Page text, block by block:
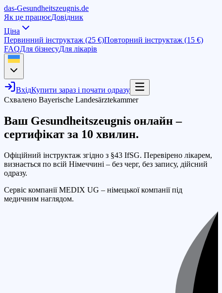
das-Gesundheitszeugnis.de
Як це працюєДовідник
Ціна
Первинний інструктаж (25 €)Повторний інструктаж (15 €)
FAQДля бізнесуДля лікарів
ВхідКупити зараз і почати одразу
Схвалено Bayerische Landesärztekammer
Ваш Gesundheitszeugnis онлайн –
сертифікат за 10 хвилин.
Офіційний інструктаж згідно з §43 IfSG. Перевірено лікарем,
визнається по всій Німеччині – без черг, без запису, дійсний
одразу.
Сервіс компанії MEDIX UG – німецької компанії під
медичним наглядом.